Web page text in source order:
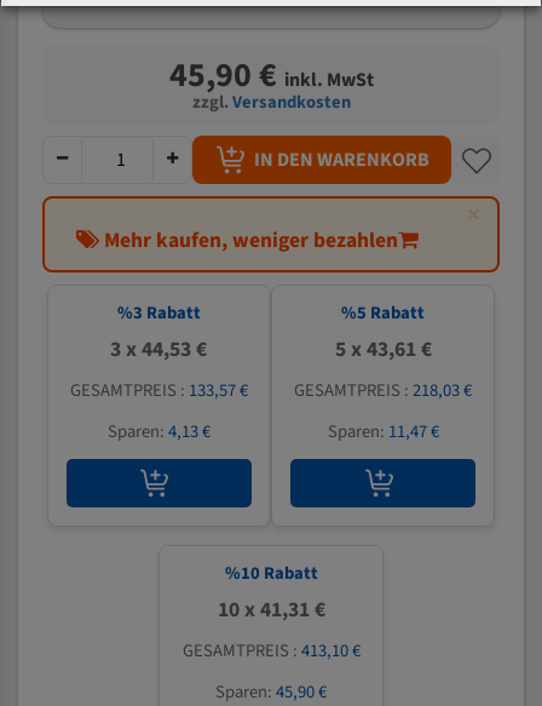
45,90 € inkl. MwSt
zzgl.Versandkosten
IN DEN WARENKORB
×
Mehr kaufen, weniger bezahlen
%3 Rabatt
3 x 44,53 €
GESAMTPREIS : 133,57 €
Sparen:4,13 €
%5 Rabatt
5 x 43,61 €
GESAMTPREIS :218,03 €
Sparen: 11,47 €
%10 Rabatt
10 x 41,31 €
GESAMTPREIS :413,10 €
Sparen:45,90 €